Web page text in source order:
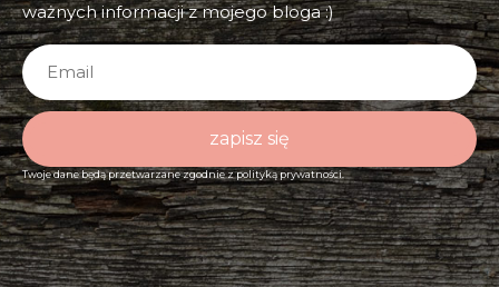
ważnych informacji z mojego bloga :)
zapisz się
Twoje dane będą przetwarzane zgodnie zpolityką prywatności.